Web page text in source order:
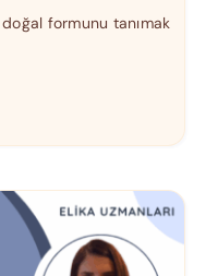
formunu tanımak